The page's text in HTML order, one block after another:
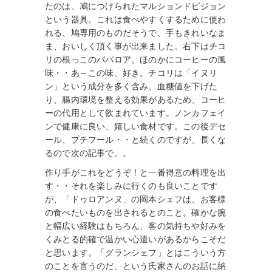
たのは、鳩につけられたマルションドピジョン
という器具。これは食べやすくするために使わ
れる、鳩専用のものだそうで、手もきれいなま
ま、おいしく頂く事が出来ました。右下はチコ
リの根っこのババロア。ほのかにコーヒーの風
味・・あ～この味、好き。チコリは「イヌリ
ン」という成分を多く含み、血糖値を下げた
り、腸内環境を整える効果があるため、コーヒ
ーの代用として飲まれています。ノンカフェイ
ンで健康に良い、嬉しい食材です。この後デセ
ール、プチフール・・と続くのですが、長くな
るので次の記事で。。
作り手がこれをどうぞ！と一番得意の料理を出
す・・それを楽しみに行くのも良いことです
が、「ドゥロアンヌ」の岡本シェフは、お客様
の食べたいものを出されるとのこと。確かな腕
と幅広い経験はもちろん、客の気持ちや好みを
くみとる的確で温かい心遣いがあるからこそだ
と思います。「グランシェフ」とはこういう方
のことを言うのだ、という氏家さんのお話に納